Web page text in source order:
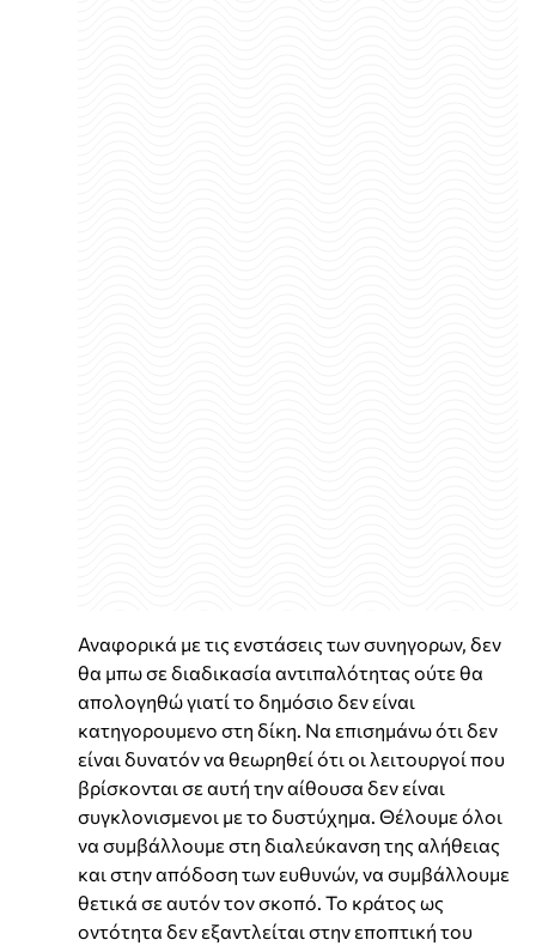
Αναφορικά με τις ενστάσεις των συνηγορων, δεν
θα μπω σε διαδικασία αντιπαλότητας ούτε θα
απολογηθώ γιατί το δημόσιο δεν είναι
κατηγορουμενο στη δίκη. Να επισημάνω ότι δεν
είναι δυνατόν να θεωρηθεί ότι οι λειτουργοί που
βρίσκονται σε αυτή την αίθουσα δεν είναι
συγκλονισμενοι με το δυστύχημα. Θέλουμε όλοι
να συμβάλλουμε στη διαλεύκανση της αλήθειας
και στην απόδοση των ευθυνών, να συμβάλλουμε
θετικά σε αυτόν τον σκοπό. Το κράτος ως
οντότητα δεν εξαντλείται στην εποπτική του